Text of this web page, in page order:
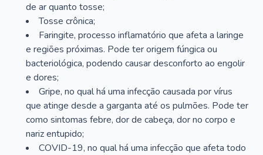
de ar quanto tosse;
Tosse crônica;
Faringite, processo inflamatório que afeta a laringe
e regiões próximas. Pode ter origem fúngica ou
bacteriológica, podendo causar desconforto ao engolir
e dores;
Gripe, no qual há uma infecção causada por vírus
que atinge desde a garganta até os pulmões. Pode ter
como sintomas febre, dor de cabeça, dor no corpo e
nariz entupido;
COVID-19, no qual há uma infecção que afeta todo